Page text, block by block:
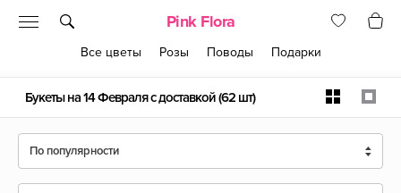
Pink Flora
Все цветы Розы Поводы Подарки
Букеты на 14 Февраля с доставкой(62 шт)
По популярности